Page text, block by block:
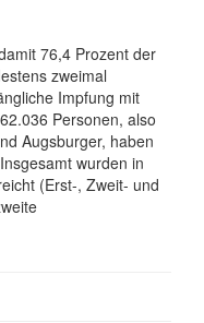
76,4 Prozent der
zweimal
Impfung mit
Personen, also
Augsburger, haben
wurden in
(Erst-, Zweit- und